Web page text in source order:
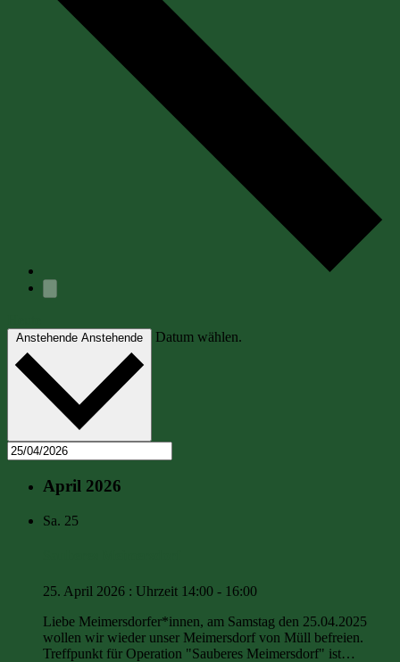
Anstehende Anstehende Datum wählen.
April 2026
Sa. 25
25. April 2026 : Uhrzeit 14:00 - 16:00
Liebe Meimersdorfer*innen, am Samstag den 25.04.2025
wollen wir wieder unser Meimersdorf von Müll befreien.
Treffpunkt für Operation "Sauberes Meimersdorf" ist…